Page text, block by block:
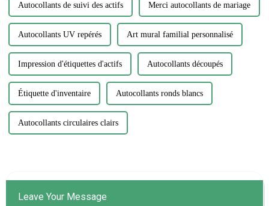
Autocollants de suivi des actifs Merci autocollants de mariage
Autocollants UV repérés Art mural familial personnalisé
Impression d'étiquettes d'actifs Autocollants découpés
Étiquette d'inventaire Autocollants ronds blancs
Autocollants circulaires clairs
Leave Your Message